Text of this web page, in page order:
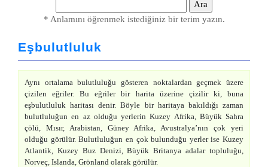
* Anlamını öğrenmek istediğiniz bir terim yazın.
Eşbulutluluk
Aynı ortalama bulutluluğu gösteren noktalardan geçmek üzere
çizilen eğriler. Bu eğriler bir harita üzerine çizilir ki, buna
eşbulutluluk haritası denir. Böyle bir haritaya bakıldığı zaman
bulutluluğun en az olduğu yerlerin Kuzey Afrika, Büyük Sahra
çölü, Mısır, Arabistan, Güney Afrika, Avustralya’nın çok yeri
olduğu görülür. Bulutluluğun en çok bulunduğu yerler ise Kuzey
Atlantik, Kuzey Buz Denizi, Büyük Britanya adalar topluluğu,
Norveç, Islanda, Grönland olarak görülür.